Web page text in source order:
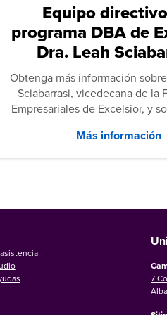
Equipo
programa DBA de
Dra. Leah
Obtenga más información
Sciabarrasi, vicedecana de la
Empresariales de Excelsior, y
Empresas (DBA) de la
estudiantes.
Más información
7